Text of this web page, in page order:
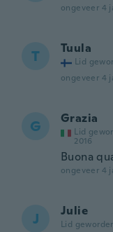
ongeveer 4
T Tuula
Lid
ongeveer 4
G Grazia
Lid
2016
Buona
ongeveer 4
J Julie
Lid